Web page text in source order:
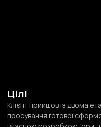
Цілі
Клієнт прийшов із двома
просування готової